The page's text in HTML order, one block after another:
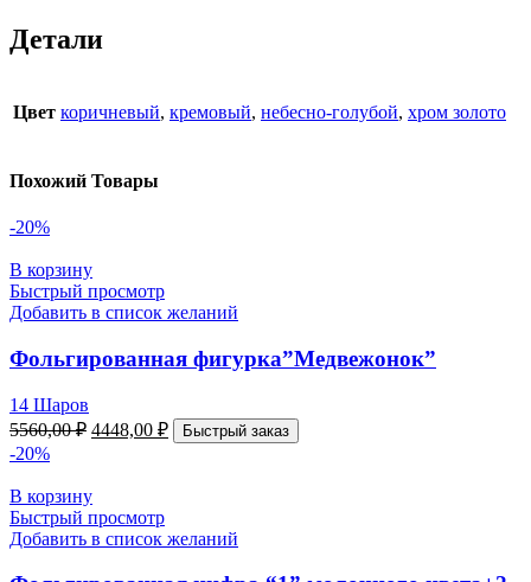
Детали
Цвет коричневый, кремовый, небесно-голубой, хром золото
Похожий Товары
-20%
В корзину
Быстрый просмотр
Добавить в список желаний
Фольгированная фигурка”Медвежонок”
14 Шаров
5560,00₽ 4448,00 ₽ Быстрый заказ
-20%
В корзину
Быстрый просмотр
Добавить в список желаний